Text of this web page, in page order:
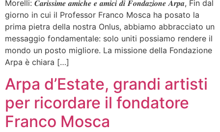
Morelli: 𝑪𝒂𝒓𝒊𝒔𝒔𝒊𝒎𝒆 𝒂𝒎𝒊𝒄𝒉𝒆 𝒆 𝒂𝒎𝒊𝒄𝒊 𝒅𝒊 𝑭𝒐𝒏𝒅𝒂𝒛𝒊𝒐𝒏𝒆 𝑨𝒓𝒑𝒂, Fin dal
giorno in cui il Professor Franco Mosca ha posato la
prima pietra della nostra Onlus, abbiamo abbracciato un
messaggio fondamentale: solo uniti possiamo rendere il
mondo un posto migliore. La missione della Fondazione
Arpa è chiara […]
Arpa d’Estate, grandi artisti
per ricordare il fondatore
Franco Mosca